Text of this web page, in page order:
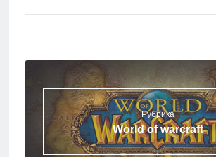
Рубрика
World of warcraft